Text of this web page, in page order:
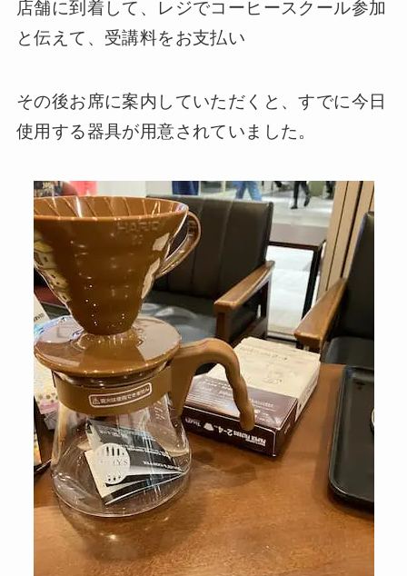
店舗に到着して、レジでコーヒースクール参加
と伝えて、受講料をお支払い
その後お席に案内していただくと、すでに今日
使用する器具が用意されていました。